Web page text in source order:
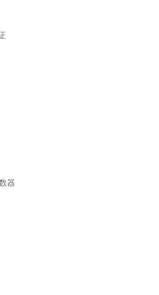
器